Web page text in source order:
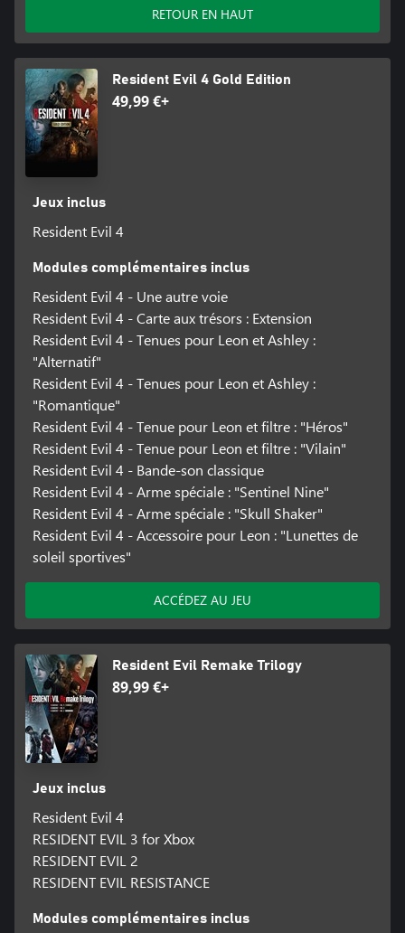
RETOUR EN HAUT
Resident Evil 4 Gold Edition
49,99 €+
Jeux inclus
Resident Evil 4
Modules complémentaires inclus
Resident Evil 4 - Une autre voie
Resident Evil 4 - Carte aux trésors : Extension
Resident Evil 4 - Tenues pour Leon et Ashley :
"Alternatif"
Resident Evil 4 - Tenues pour Leon et Ashley :
"Romantique"
Resident Evil 4 - Tenue pour Leon et filtre : "Héros"
Resident Evil 4 - Tenue pour Leon et filtre : "Vilain"
Resident Evil 4 - Bande-son classique
Resident Evil 4 - Arme spéciale : "Sentinel Nine"
Resident Evil 4 - Arme spéciale : "Skull Shaker"
Resident Evil 4 - Accessoire pour Leon : "Lunettes de
soleil sportives"
ACCÉDEZ AU JEU
Resident Evil Remake Trilogy
89,99 €+
Jeux inclus
Resident Evil 4
RESIDENT EVIL 3 for Xbox
RESIDENT EVIL 2
RESIDENT EVIL RESISTANCE
Modules complémentaires inclus